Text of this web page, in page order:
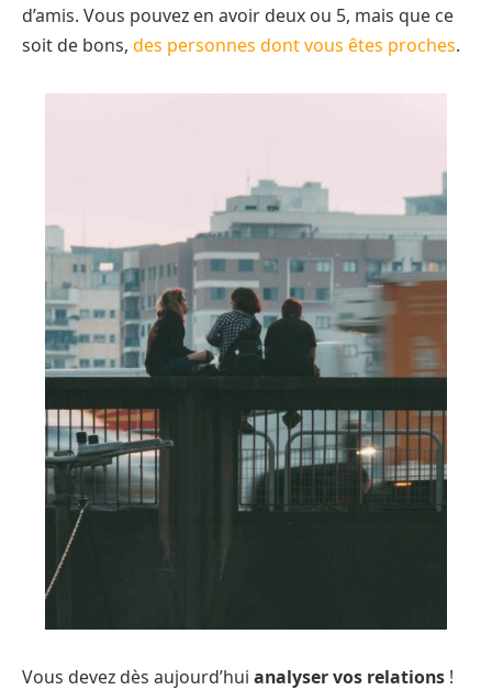
d’amis. Vous pouvez en avoir deux ou 5, mais que ce
soit de bons, des personnes dont vous êtes proches.
Vous devez dès aujourd’hui analyser vos relations !